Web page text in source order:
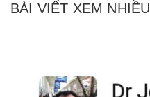
BÀI VIẾT XEM NHIỀU